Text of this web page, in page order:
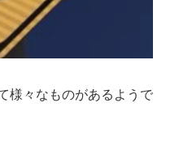
様々なものがあるようで